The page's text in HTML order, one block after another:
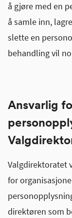
å gjøre med en
å samle inn,
slette en
behandling vil
Ansvarlig
Valgdirektoratet
for
direktøren som